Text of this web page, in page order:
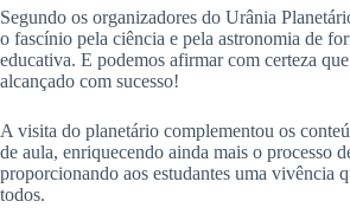
Segundo os organizadores do Urânia
o fascínio pela ciência e pela astronomia de
educativa. E podemos afirmar com certeza
alcançado com sucesso!
A visita do planetário complementou os
de aula, enriquecendo ainda mais o processo
proporcionando aos estudantes uma vivência
todos.